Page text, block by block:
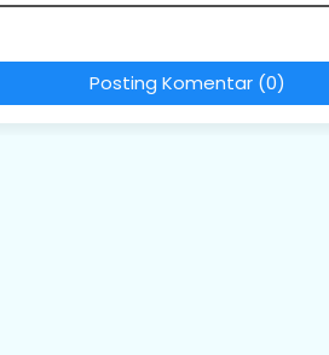
Posting Komentar (0)